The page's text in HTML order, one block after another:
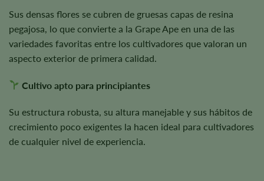
Sus densas flores se cubren de gruesas capas de resina
pegajosa, lo que convierte a la Grape Ape en una de las
variedades favoritas entre los cultivadores que valoran un
aspecto exterior de primera calidad.
Cultivo apto para principiantes
Su estructura robusta, su altura manejable y sus hábitos de
crecimiento poco exigentes la hacen ideal para cultivadores
de cualquier nivel de experiencia.